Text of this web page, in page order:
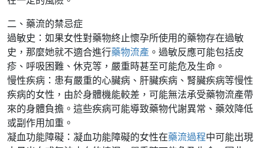
二、藥流的禁忌症
過敏史：如果女性對藥物終止懷孕所使用的藥物存在過敏
史，那麼她就不適合進行藥物流產 。過敏反應可能包括皮
疹、呼吸困難、休克等，嚴重時甚至可能危及生命。
慢性疾病：患有嚴重的心臟病、肝臟疾病、腎臟疾病等慢性
疾病的女性，由於身體機能較差，可能無法承受藥物流產帶
來的身體負擔。這些疾病可能導致藥物代謝異常、藥效降低
或副作用加重。
凝血功能障礙：凝血功能障礙的女性在藥流過程中可能出現